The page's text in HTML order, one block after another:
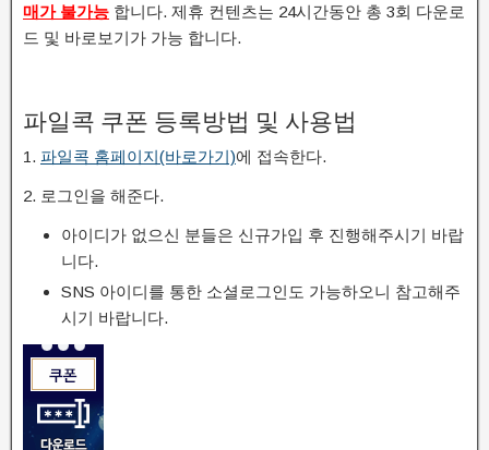
매가 불가능 합니다. 제휴 컨텐츠는 24시간동안 총 3회 다운로
드 및 바로보기가 가능 합니다.
파일콕 쿠폰 등록방법 및 사용법
1. 파일콕 홈페이지(바로가기)에 접속한다.
2. 로그인을 해준다.
아이디가 없으신 분들은 신규가입 후 진행해주시기 바랍
니다.
SNS 아이디를 통한 소셜로그인도 가능하오니 참고해주
시기 바랍니다.